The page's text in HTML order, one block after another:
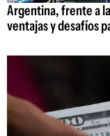
Argentina, frente a
ventajas y desafíos